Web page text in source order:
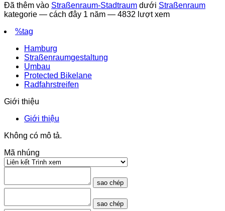
Đã thêm vào Straßenraum-Stadtraum dưới Straßenraum
kategorie — cách đây 1 năm — 4832 lượt xem
%tag
Hamburg
Straßenraumgestaltung
Umbau
Protected Bikelane
Radfahrstreifen
Giới thiệu
Giới thiệu
Không có mô tả.
Mã nhúng
sao chép
sao chép